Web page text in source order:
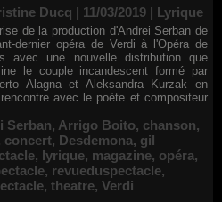
Ducq | 11/03/2019 | Lyrique
de la production d'Andrei Serban de
dernier opéra de Verdi à l'Opéra de
avec une nouvelle distribution que
le couple incandescent formé par
Alagna et Aleksandra Kurzak en
avec le poète et compositeur
Serban, Arrigo Boito, chanson,
concert, Desdemona, gil
, lyrique, magazine, opéra,
, revueduspectacle,
, theatre, Verdi